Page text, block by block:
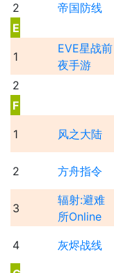
2
帝国防线
E
1
EVE星战前
夜手游
2
F
1 风之大陆
2 方舟指令
3
辐射:避难
所Online
4 灰烬战线